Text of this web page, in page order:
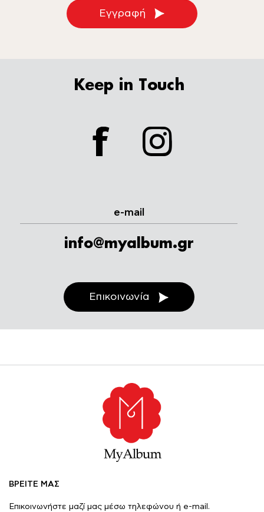
Εγγραφή
Keep in Touch
facebook
e-mail
info@myalbum.gr
Επικοινωνία
ΒΡΕΙΤΕ ΜΑΣ
Επικοινωνήστε μαζί μας μέσω τηλεφώνου ή e-mail.